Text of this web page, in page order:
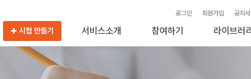
로그인 회원가입 공지
시험 만들기
서비스소개 참여하기 라이브러리